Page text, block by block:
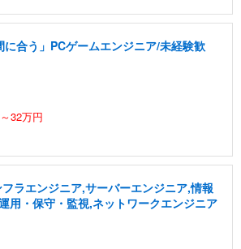
合う」PCゲームエンジニア/未経験歓
32万円
ラエンジニア,サーバーエンジニア,情報
用・保守・監視,ネットワークエンジニア